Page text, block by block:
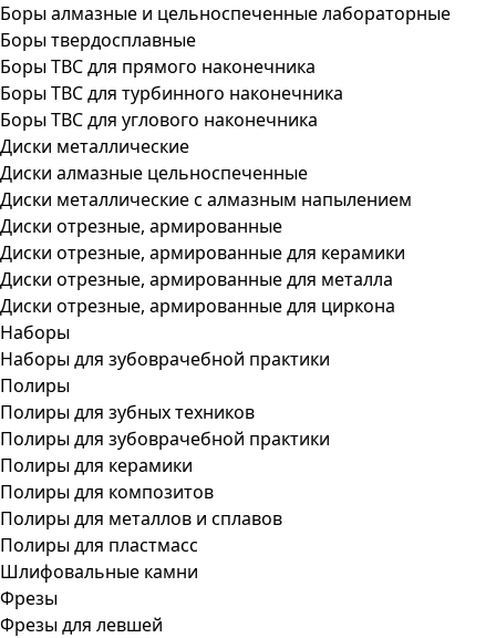
Боры алмазные и цельноспеченные лабораторные
Боры твердосплавные
Боры ТВС для прямого наконечника
Боры ТВС для турбинного наконечника
Боры ТВС для углового наконечника
Диски металлические
Диски алмазные цельноспеченные
Диски металлические с алмазным напылением
Диски отрезные, армированные
Диски отрезные, армированные для керамики
Диски отрезные, армированные для металла
Диски отрезные, армированные для циркона
Наборы
Наборы для зубоврачебной практики
Полиры
Полиры для зубных техников
Полиры для зубоврачебной практики
Полиры для керамики
Полиры для композитов
Полиры для металлов и сплавов
Полиры для пластмасс
Шлифовальные камни
Фрезы
Фрезы для левшей